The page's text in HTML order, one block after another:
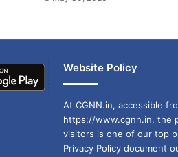
Website Policy
At CGNN.in, accessible
https://www.cgnn.in, the
visitors is one of our top
Privacy Policy document